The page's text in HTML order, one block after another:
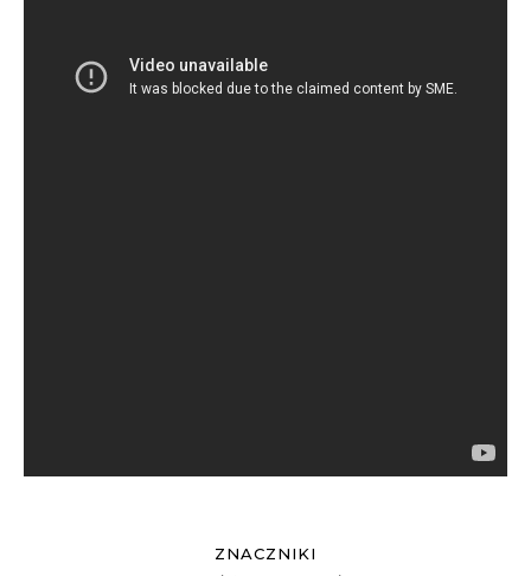
ZNACZNIKI